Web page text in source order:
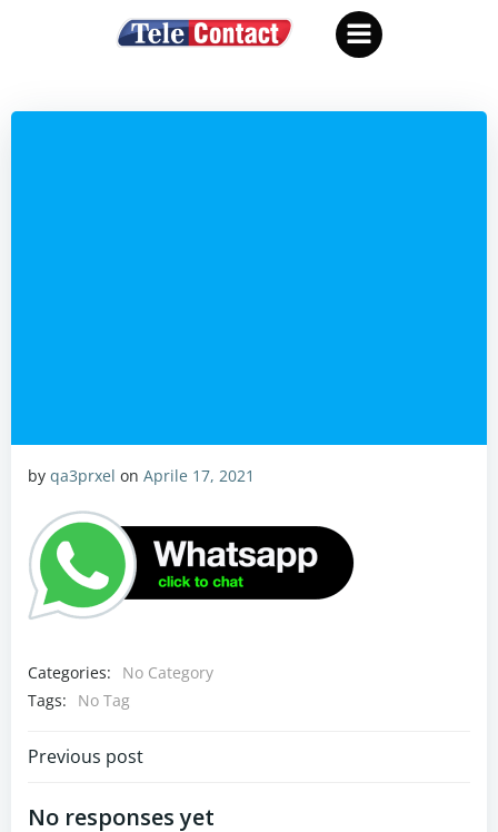
al
by qa3prxel on Aprile 17, 2021
Categories:
No Category
Tags:
No Tag
Navigazione
Previous post
No responses yet